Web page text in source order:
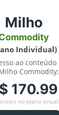
Milho
Individual)
ao conteúdo
Commodity;
170.99
no plano anual